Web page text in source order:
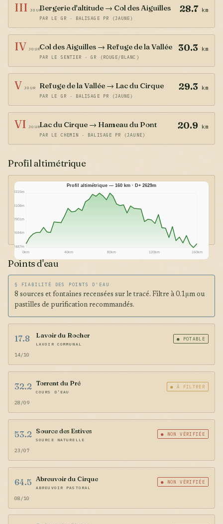
III JOURBergerie d'altitude → Col des Aiguilles
PAR LE GR · BALISAGE PR (JAUNE)
28.7 km
IV JOURCol des Aiguilles → Refuge de la Vallée
PAR LE SENTIER · GR (ROUGE/BLANC)
30.3 km
V JOUR Refuge de la Vallée → Lac du Cirque
PAR LE GR · BALISAGE PR (JAUNE)
29.3 km
VI JOURLac du Cirque → Hameau du Pont
PAR LE CHEMIN · BALISAGE PR (JAUNE)
20.9 km
Profil altimétrique
2487m
2694m
2901m
3108m
3315m
0km 40km 80km 120km 160km
Profil altimétrique — 160 km · D+ 2629m
Points d'eau
§ FIABILITÉ DES POINTS D'EAU
8 sources et fontaines recensées sur le tracé. Filtre à 0.1μm ou
pastilles de purification recommandés.
17.8 Lavoir du Rocher
LAVOIR COMMUNAL
● POTABLE
14/10
32.2 Torrent du Pré
COURS D'EAU
● À FILTRER
28/09
53.2 Source des Estives
SOURCE NATURELLE
● NON VÉRIFIÉE
23/07
64.5 Abreuvoir du Cirque
ABREUVOIR PASTORAL
● NON VÉRIFIÉE
08/10